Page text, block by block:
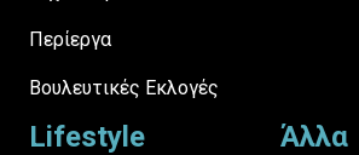
Περίεργα
Βουλευτικές Εκλογές
Lifestyle Άλλα